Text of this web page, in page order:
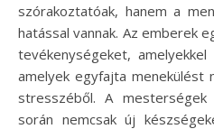
szórakoztatóak, hanem a
hatással vannak. Az emberek
tevékenységeket,
amelyek egyfajta menekülést
stresszéből. A mesterségek
során nemcsak új